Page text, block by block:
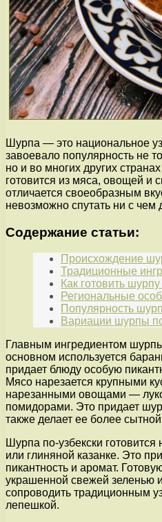
Шурпа — это национальное
завоевало популярность не
но и во многих других
готовится из мяса, овощей и
отличается своеобразным
невозможно спутать ни с чем
Содержание статьи:
Происхождение
Традиционные
Как готовить
Региональные
Популярность
Вариации шурпы
Главным ингредиентом
основном используется
придает блюду особую
Мясо нарезается крупными
нарезанными овощами —
помидорами. Это придает
также делает ее более
Шурпа по-узбекски
или глиняной казанке. Это
пикантность и аромат.
украшенной свежей зеленью
сопроводить традиционным
лепешкой.